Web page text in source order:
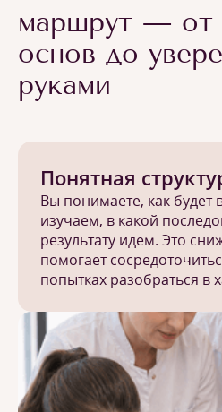
маршрут — от
основ до
руками
Понятная
Вы понимаете, как будет
изучаем, в какой
результату идем. Это
помогает
попытках разобраться в